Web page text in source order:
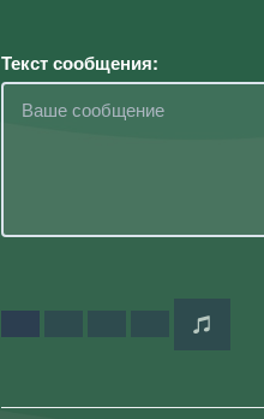
Текст сообщения: